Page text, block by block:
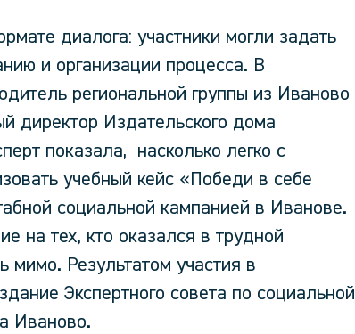
диалога: участники могли задать
и организации процесса. В
региональной группы из Иваново
директор Издательского дома
показала, насколько легко с
учебный кейс «Победи в себе
социальной кампанией в Иванове.
на тех, кто оказался в трудной
мимо. Результатом участия в
Экспертного совета по социальной
Иваново.